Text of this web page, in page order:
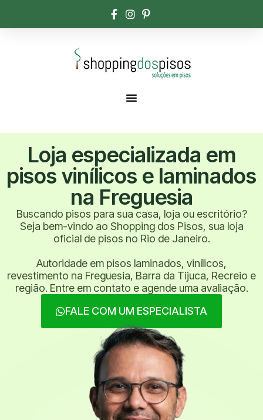
Loja especializada em
pisos vinílicos e laminados
na Freguesia
Buscando pisos para sua casa, loja ou escritório?
Seja bem-vindo ao Shopping dos Pisos, sua loja
oficial de pisos no Rio de Janeiro.
Autoridade em pisos laminados, vinílicos,
revestimento na Freguesia, Barra da Tijuca, Recreio e
região. Entre em contato e agende uma avaliação.
FALE COM UM ESPECIALISTA